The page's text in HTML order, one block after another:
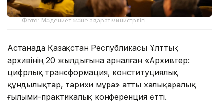
Фото: Мәдениет және ақпарат министрлігі
Астанада Қазақстан Республикасы Ұлттық
архивінің 20 жылдығына арналған «Архивтер:
цифрлық трансформация, конституциялық
құндылықтар, тарихи мұра» атты халықаралық
ғылыми-практикалық конференция өтті.